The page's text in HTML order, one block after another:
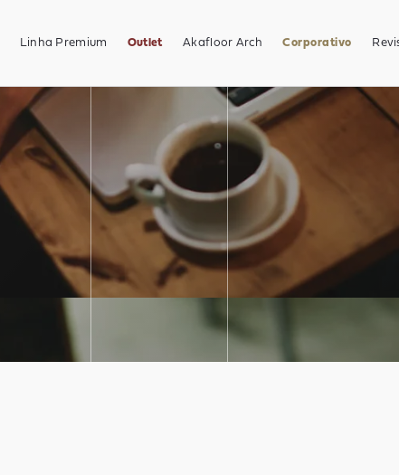
Linha Premium Outlet Akafloor Arch Corporativo